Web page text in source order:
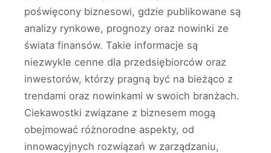
poświęcony biznesowi, gdzie publikowane są
analizy rynkowe, prognozy oraz nowinki ze
świata finansów. Takie informacje są
niezwykle cenne dla przedsiębiorców oraz
inwestorów, którzy pragną być na bieżąco z
trendami oraz nowinkami w swoich branżach.
Ciekawostki związane z biznesem mogą
obejmować różnorodne aspekty, od
innowacyjnych rozwiązań w zarządzaniu,